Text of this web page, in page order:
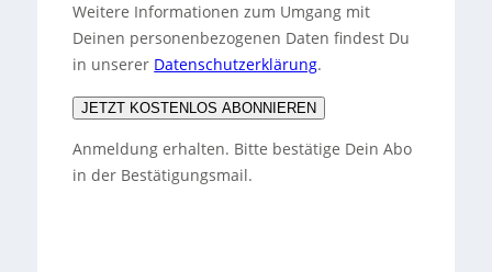
Weitere Informationen zum Umgang mit
Deinen personenbezogenen Daten findest Du
in unserer Datenschutzerklärung.
JETZT KOSTENLOS ABONNIEREN
Anmeldung erhalten. Bitte bestätige Dein Abo
in der Bestätigungsmail.